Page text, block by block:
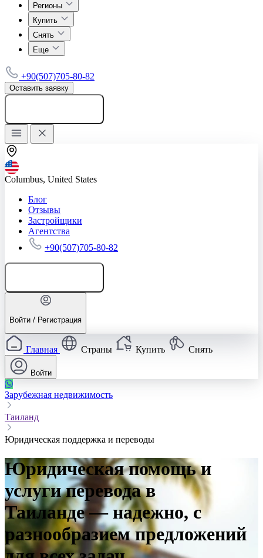
Регионы
Купить
Снять
Еще
+90(507)705-80-82
Оставить заявку
Columbus, United States
Блог
Отзывы
Застройщики
Агентства
+90(507)705-80-82
Войти / Регистрация
Главная Страны Купить Снять
Войти
Зарубежная недвижимость
Таиланд
Юридическая поддержка и переводы
Юридическая помощь и
услуги перевода в
Таиланде — надежно, с
разнообразием предложений